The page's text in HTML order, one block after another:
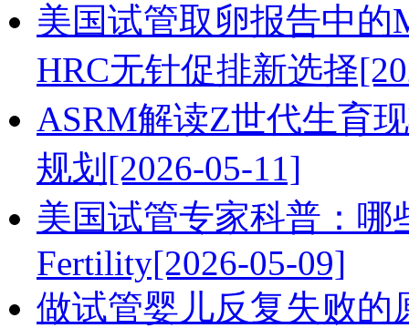
美国试管取卵报告中
HRC无针促排新选择
ASRM解读Z世代生育
规划[2026-05-11]
美国试管专家科普：哪
Fertility[2026-05-09]
做试管婴儿反复失败的